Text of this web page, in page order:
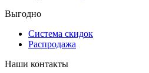
Выгодно
Система скидок
Распродажа
Наши контакты